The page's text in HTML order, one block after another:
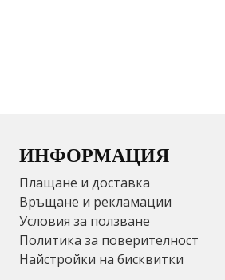
ИНФОРМАЦИЯ
Плащане и доставка
Връщане и рекламации
Условия за ползване
Политика за поверителност
Найстройки на бисквитки